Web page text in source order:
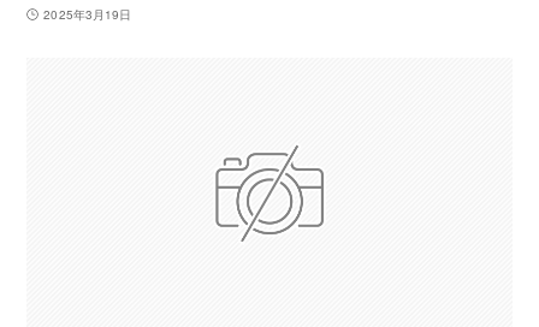
2025年3月19日